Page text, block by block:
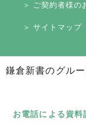
＞ ご契約者様の
＞ サイトマップ
鎌倉新書のグルー
いいお墓 Life.（ラ
お電話による資